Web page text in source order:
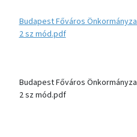
Budapest Főváros
2 sz mód.pdf
Budapest Főváros
2 sz mód.pdf